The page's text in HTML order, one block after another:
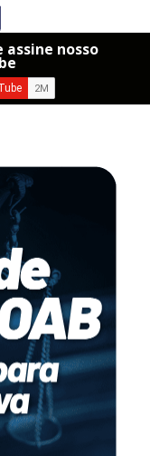
assine nosso